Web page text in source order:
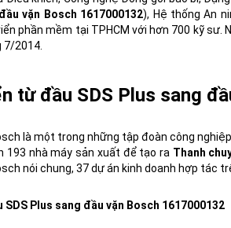
vặn Bosch 1617000132), Hệ thống An
phần mềm tại TPHCM với hơn 700 kỹ
7/2014.
từ đầu SDS Plus sang
là một trong những tập đoàn công
193 nhà máy sản xuất để tạo ra Thanh
nói chung, 37 dự án kinh doanh hợp tác
Plus sang đầu vặn Bosch 1617000132